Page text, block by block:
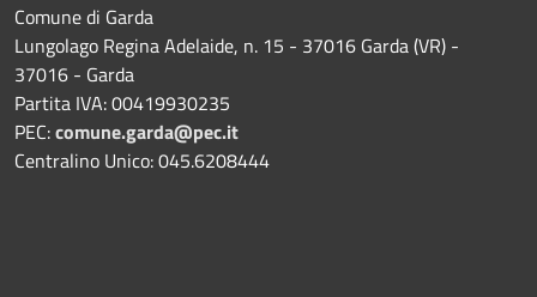
Comune di Garda
Lungolago Regina Adelaide, n. 15 - 37016 Garda (VR) -
37016 - Garda
Partita IVA: 00419930235
PEC:comune.garda@pec.it
Centralino Unico: 045.6208444